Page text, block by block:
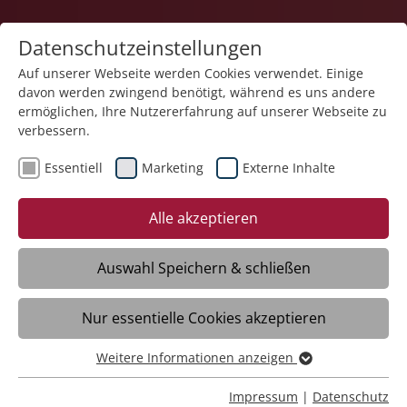
Teilhabe und Familie
Berufsbildungsbereich
Meckenbeuren
Datenschutzeinstellungen
Auf unserer Webseite werden Cookies verwendet. Einige
davon werden zwingend benötigt, während es uns andere
ermöglichen, Ihre Nutzererfahrung auf unserer Webseite zu
verbessern.
Essentiell Marketing Externe Inhalte
Alle akzeptieren
Auswahl Speichern & schließen
Nur essentielle Cookies akzeptieren
Essentiell
Essentielle Cookies werden für grundlegende Funktionen
Weitere Informationen anzeigen
Impressum | Datenschutz